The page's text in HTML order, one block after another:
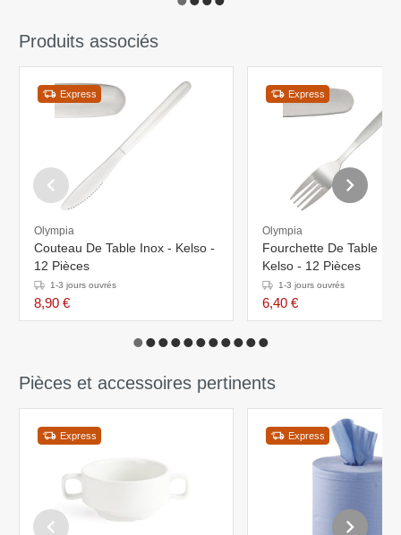
Produits associés
Express
Olympia
Couteau De Table Inox - Kelso -
12 Pièces
1-3 jours ouvrés
8,90 €
Express
Olympia
Fourchette De Table
Kelso - 12 Pièces
1-3 jours ouvrés
6,40 €
Pièces et accessoires pertinents
Express Express